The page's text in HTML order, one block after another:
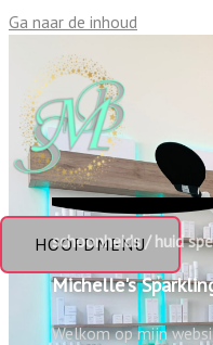
Ga naar de inhoud
HOOFDMENU
schoonheids / huid
Michelle's
Welkom op mijn